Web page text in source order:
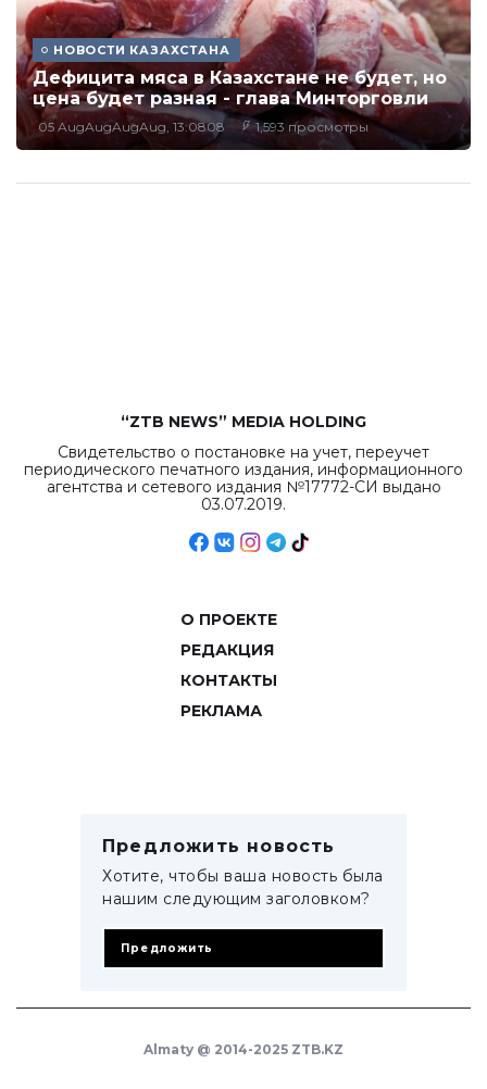
НОВОСТИ КАЗАХСТАНА
Дефицита мяса в Казахстане не будет, но
цена будет разная - глава Минторговли
05 AugAugAugAug, 13:0808 1,593 просмотры
“ZTB NEWS” MEDIA HOLDING
Свидетельство о постановке на учет, переучет
периодического печатного издания, информационного
агентства и сетевого издания №17772-СИ выдано
03.07.2019.
О ПРОЕКТЕ
РЕДАКЦИЯ
КОНТАКТЫ
РЕКЛАМА
Предложить новость
Хотите, чтобы ваша новость была
нашим следующим заголовком?
Предложить
Almaty @ 2014-2025 ZTB.KZ